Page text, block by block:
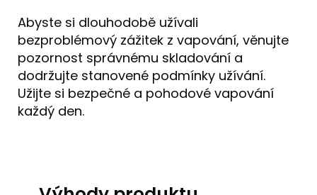
Abyste si dlouhodobě užívali
bezproblémový zážitek z vapování, věnujte
pozornost správnému skladování a
dodržujte stanovené podmínky užívání.
Užijte si bezpečné a pohodové vapování
každý den.